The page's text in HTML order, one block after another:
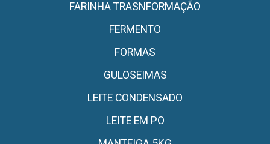
FARINHA TRASNFORMAÇÃO
FERMENTO
FORMAS
GULOSEIMAS
LEITE CONDENSADO
LEITE EM PO